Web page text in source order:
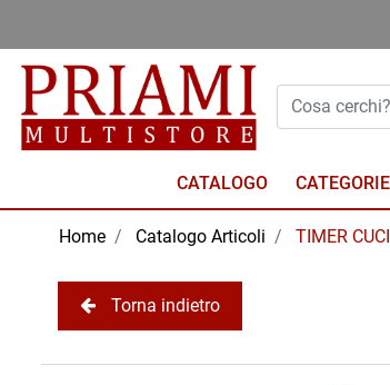
CATALOGO
Home Catalogo Articoli TIMER
Torna indietro